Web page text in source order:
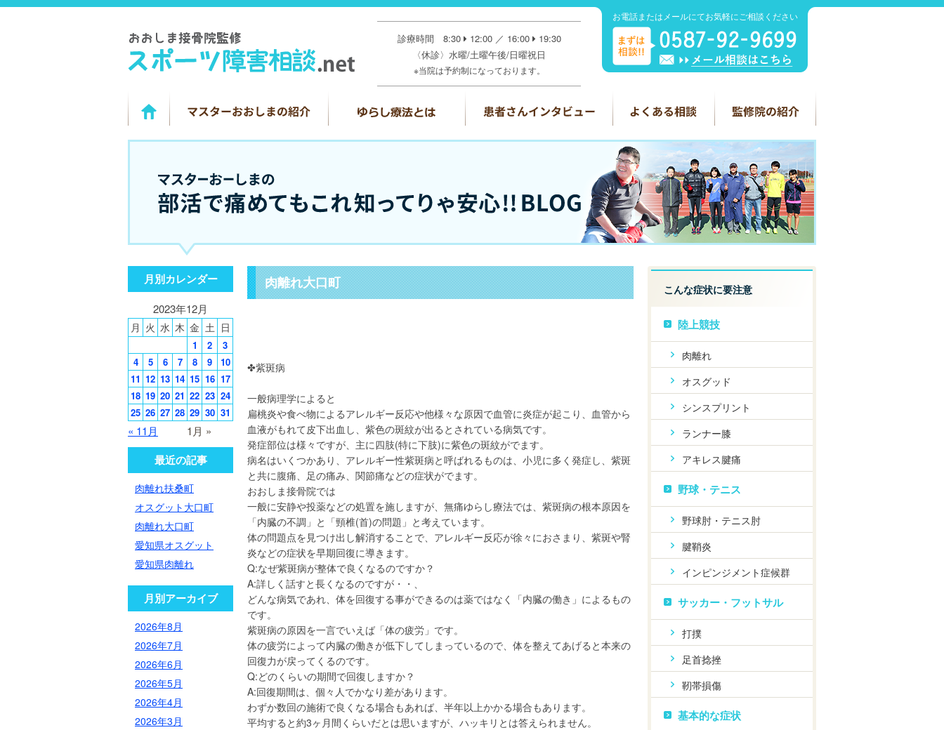
診療時間 8:30 12:00 ／ 16:00
19:30
〈休診〉水曜/土曜午後/日曜祝日
※当院は予約制になっております。
お電話またはメールにてお気軽にご相談ください
肉離れ大口町
✤紫斑病
一般病理学によると
扁桃炎や食べ物によるアレルギー反応や他様々な原因で血管に炎症が起こり、血管から
血液がもれて皮下出血し、紫色の斑紋が出るとされている病気です。
発症部位は様々ですが、主に四肢(特に下肢)に紫色の斑紋がでます。
病名はいくつかあり、アレルギー性紫斑病と呼ばれるものは、小児に多く発症し、紫斑
と共に腹痛、足の痛み、関節痛などの症状がでます。
おおしま接骨院では
一般に安静や投薬などの処置を施しますが、無痛ゆらし療法では、紫斑病の根本原因を
「内臓の不調」と「頸椎(首)の問題」と考えています。
体の問題点を見つけ出し解消することで、アレルギー反応が徐々におさまり、紫斑や腎
炎などの症状を早期回復に導きます。
Q:なぜ紫斑病が整体で良くなるのですか？
A:詳しく話すと長くなるのですが・・、
どんな病気であれ、体を回復する事ができるのは薬ではなく「内臓の働き」によるもの
です。
紫斑病の原因を一言でいえば「体の疲労」です。
体の疲労によって内臓の働きが低下してしまっているので、体を整えてあげると本来の
回復力が戻ってくるのです。
Q:どのくらいの期間で回復しますか？
A:回復期間は、個々人でかなり差があります。
わずか数回の施術で良くなる場合もあれば、半年以上かかる場合もあります。
平均すると約3ヶ月間くらいだとは思いますが、ハッキリとは答えられません。
月別カレンダー
2023年12月
月 火 水 木 金 土 日
« 11月 1月 »
1 2
3
4
5 6 7 8 9
10
11 12 13 14 15 16 17
18 19 20 21 22 23 24
25 26 27 28 29 30 31
最近の記事
肉離れ扶桑町
オスグット大口町
肉離れ大口町
愛知県オスグット
愛知県肉離れ
月別アーカイブ
2026年8月
2026年7月
2026年6月
2026年5月
2026年4月
2026年3月
こんな症状に要注意
陸上競技
肉離れ
オスグッド
シンスプリント
ランナー膝
アキレス腱痛
野球・テニス
野球肘・テニス肘
腱鞘炎
インピンジメント症候群
サッカー・フットサル
打撲
足首捻挫
靭帯損傷
基本的な症状